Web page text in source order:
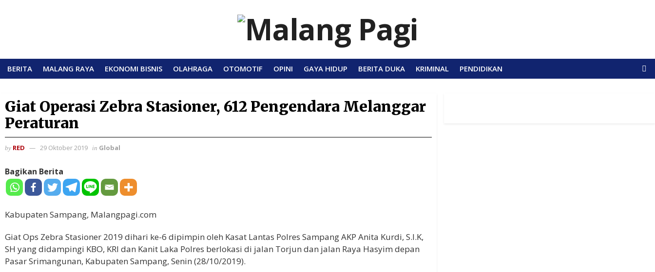
BERITA MALANG RAYA EKONOMI BISNIS OLAHRAGA OTOMOTIF OPINI GAYA HIDUP BERITA DUKA KRIMINAL PENDIDIKAN
Giat Operasi Zebra Stasioner, 612 Pengendara Melanggar
Peraturan
by RED 29 Oktober 2019 in Global
Bagikan Berita
Kabupaten Sampang, Malangpagi.com
Giat Ops Zebra Stasioner 2019 dihari ke-6 dipimpin oleh Kasat Lantas Polres Sampang AKP Anita Kurdi, S.I.K,
SH yang didampingi KBO, KRI dan Kanit Laka Polres berlokasi di jalan Torjun dan jalan Raya Hasyim depan
Pasar Srimangunan, Kabupaten Sampang, Senin (28/10/2019).